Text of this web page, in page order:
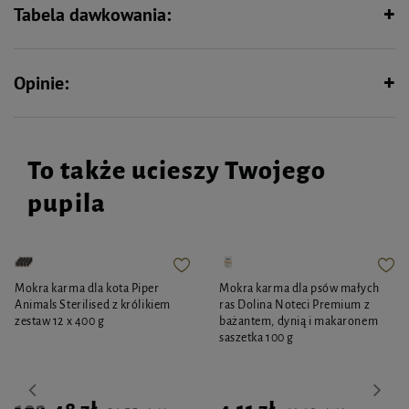
Tabela dawkowania:
Opinie:
To także ucieszy Twojego
pupila
Mokra karma dla kota Piper
Animals Sterilised z królikiem
zestaw 12 x 400 g
Mokra karma dla psów małych
ras Dolina Noteci Premium z
bażantem, dynią i makaronem
saszetka 100 g